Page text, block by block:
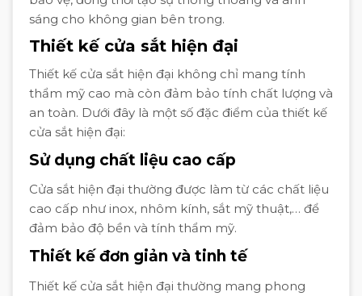
sáng cho không gian bên trong.
Thiết kế cửa sắt hiện đại
Thiết kế cửa sắt hiện đại không chỉ mang tính
thẩm mỹ cao mà còn đảm bảo tính chất lượng và
an toàn. Dưới đây là một số đặc điểm của thiết kế
cửa sắt hiện đại:
Sử dụng chất liệu cao cấp
Cửa sắt hiện đại thường được làm từ các chất liệu
cao cấp như inox, nhôm kính, sắt mỹ thuật,… để
đảm bảo độ bền và tính thẩm mỹ.
Thiết kế đơn giản và tinh tế
Thiết kế cửa sắt hiện đại thường mang phong